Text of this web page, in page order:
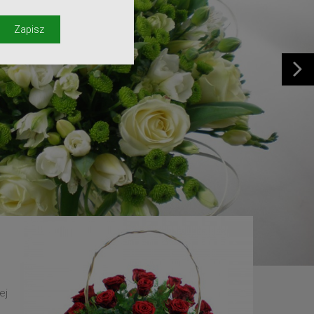
Zapisz